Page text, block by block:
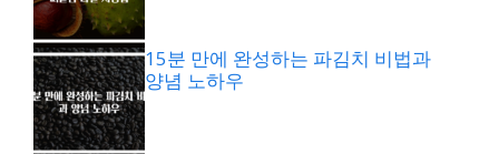
15분 만에 완성하는 파김치 비법과
양념 노하우